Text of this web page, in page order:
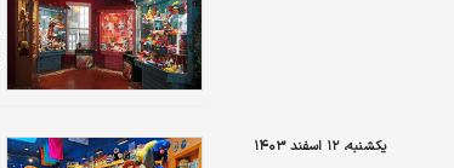
یکشنبه، ۱۲ اسفند ۱۴۰۳